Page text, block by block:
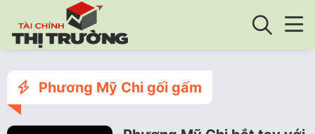
Phương Mỹ Chi gối gấm